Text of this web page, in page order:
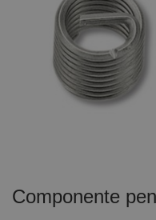
pentru filete M 26 -
inoxidabil, Volkel
favorite_border
3,94 lei
Componente